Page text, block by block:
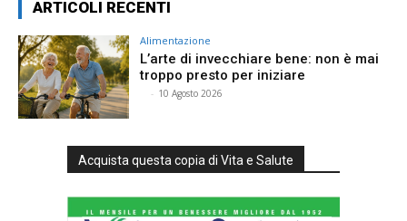
ARTICOLI RECENTI
Alimentazione
L’arte di invecchiare bene: non è mai
troppo presto per iniziare
- 10 Agosto 2026
Acquista questa copia di Vita e Salute